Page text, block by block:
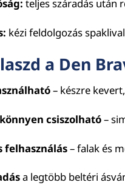
teljes száradás után
kézi feldolgozás
a Den
– készre
csiszolható–
felhasználás– falak és
a legtöbb beltéri